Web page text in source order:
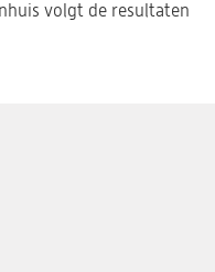
volgt de resultaten